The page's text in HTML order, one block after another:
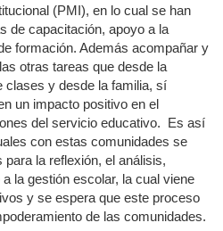
(PMI), en lo cual se han
de capacitación, apoyo a la
formación. Además acompañar y
otras tareas que desde la
clases y desde la familia, sí
un impacto positivo en el
del servicio educativo. Es así
con estas comunidades se
la reflexión, el análisis,
la gestión escolar, la cual viene
y se espera que este proceso
de las comunidades.